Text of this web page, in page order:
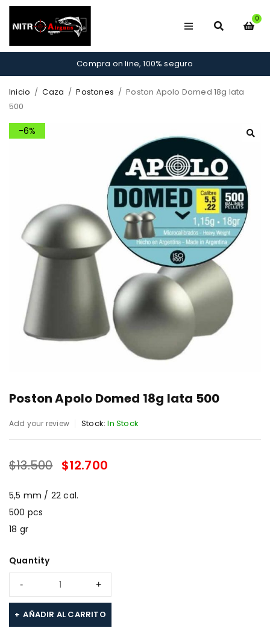
0
Compra on line, 100% seguro
Inicio / Caza / Postones / Poston Apolo Domed 18g lata
500
-6%
Poston Apolo Domed 18g lata 500
Add your review Stock: In Stock
SALE ENDS IN:
$13.500 $12.700
5,5 mm / 22 cal.
500 pcs
18 gr
Quantity
AÑADIR AL CARRITO